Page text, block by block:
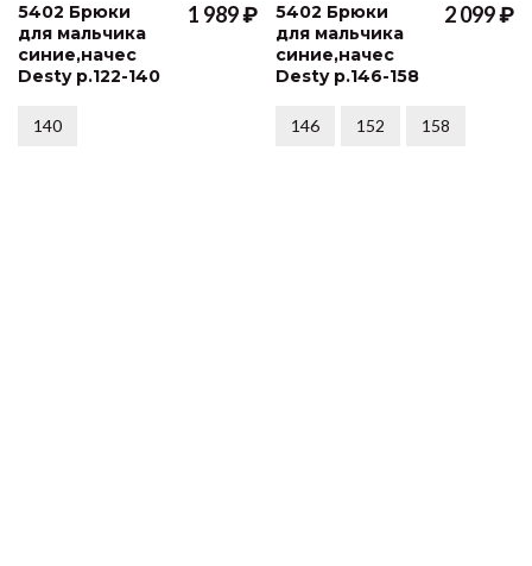
5402 Брюки
для мальчика
синие,начес
Desty р.122-140
1 989 ₽
140
5402 Брюки
для мальчика
синие,начес
Desty р.146-158
2 099 ₽
146 152 158